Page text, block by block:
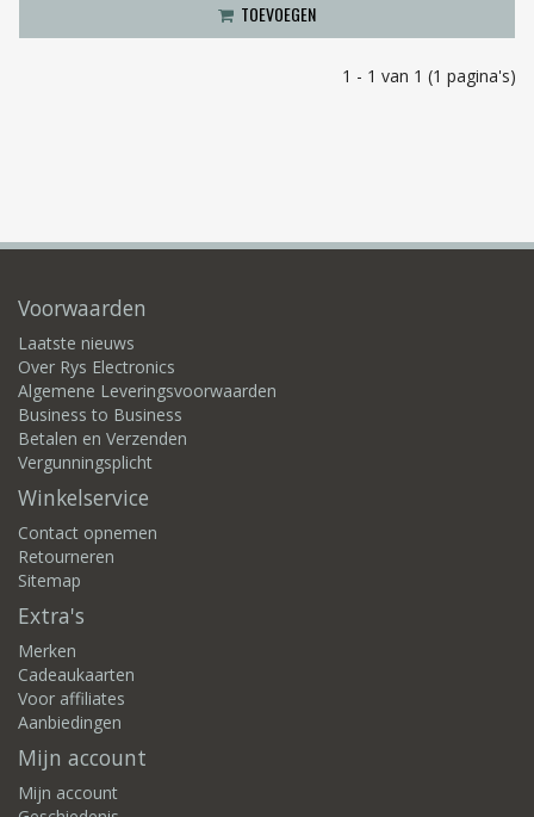
TOEVOEGEN
1 - 1 van 1 (1 pagina's)
Voorwaarden
Laatste nieuws
Over Rys Electronics
Algemene Leveringsvoorwaarden
Business to Business
Betalen en Verzenden
Vergunningsplicht
Winkelservice
Contact opnemen
Retourneren
Sitemap
Extra's
Merken
Cadeaukaarten
Voor affiliates
Aanbiedingen
Mijn account
Mijn account